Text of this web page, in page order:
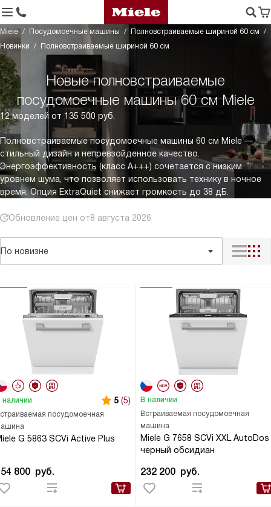
Miele Посудомоечные машины
Полновстраиваемые шириной 60 см
Новинки
Полновстраиваемые шириной 60 см
Новые полновстраиваемые
посудомоечные машины 60 см Miele
12 моделей от 135 500 руб.
Полновстраиваемые посудомоечные машины 60 см Miele —
стильный дизайн и непревзойденное качество.
Энергоэффективность (класс A+++) сочетается с низким
уровнем шума, что позволяет использовать технику в ночное
время. Опция ExtraQuiet снижает громкость до 38 дБ.
Обновление цен от8 августа 2026
По новизне
посудомоечная
G 5863 SCVi Active Plus
наличии 5 (5)
800 руб.
Встраиваемая посудомоечная
машина
Miele G 7658 SCVi XXL AutoDos
черный обсидиан
В наличии
232 200 руб.